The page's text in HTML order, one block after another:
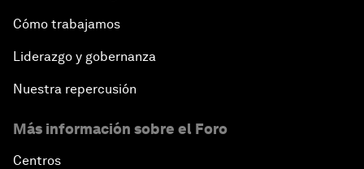
Cómo trabajamos
Liderazgo y gobernanza
Nuestra repercusión
Más información sobre el Foro
Centros